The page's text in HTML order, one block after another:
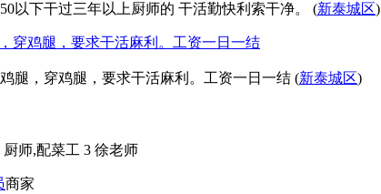
以下干过三年以上厨师的 干活勤快利索干净。 (新泰城区)
穿鸡腿，要求干活麻利。工资一日一结
腿，穿鸡腿，要求干活麻利。工资一日一结 (新泰城区)
师,配菜工 3 徐老师
商家